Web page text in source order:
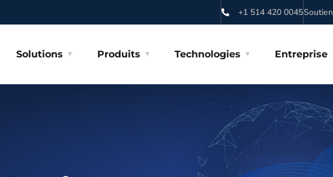
+1 514 420 0045Soutien
Solutions Produits Technologies Entreprise